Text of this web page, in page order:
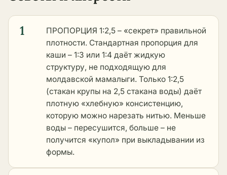
1
ПРОПОРЦИЯ 1:2,5 – «секрет» правильной
плотности. Стандартная пропорция для
каши – 1:3 или 1:4 даёт жидкую
структуру, не подходящую для
молдавской мамалыги. Только 1:2,5
(стакан крупы на 2,5 стакана воды) даёт
плотную «хлебную» консистенцию,
которую можно нарезать нитью. Меньше
воды – пересушится, больше – не
получится «купол» при выкладывании из
формы.